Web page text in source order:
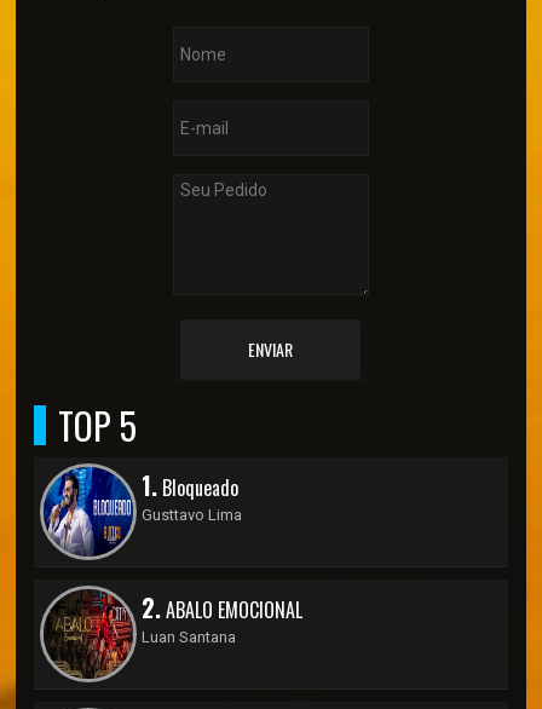
ENVIAR
TOP 5
1. Bloqueado
Gusttavo Lima
2.ABALO EMOCIONAL
Luan Santana